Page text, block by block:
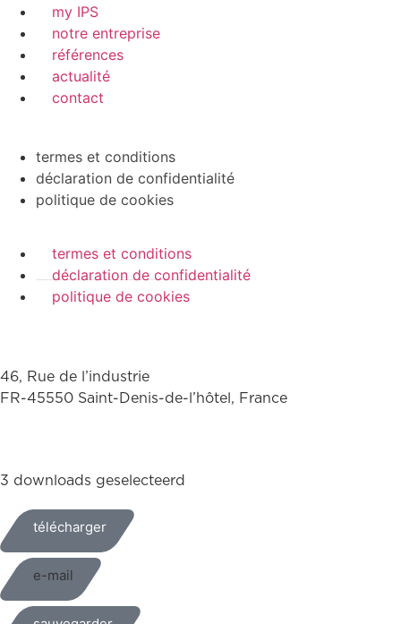
my IPS
notre entreprise
références
actualité
contact
termes et conditions
déclaration de confidentialité
politique de cookies
termes et conditions
déclaration de confidentialité
politique de cookies
46, Rue de l’industrie
FR-45550 Saint-Denis-de-l’hôtel, France
3 downloads geselecteerd
télécharger
e-mail